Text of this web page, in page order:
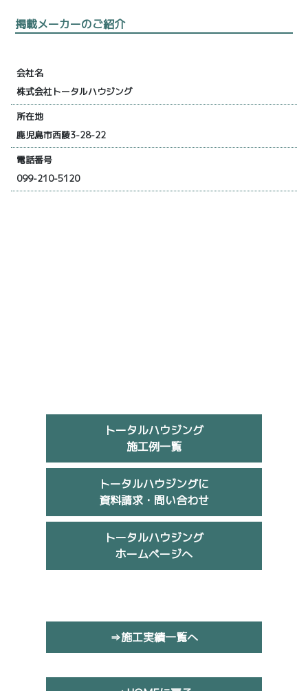
掲載メーカーのご紹介
会社名
株式会社トータルハウジング
所在地
鹿児島市西陵3-28-22
電話番号
099-210-5120
トータルハウジング
施工例一覧
トータルハウジングに
資料請求・問い合わせ
トータルハウジング
ホームページへ
⇒施工実績一覧へ